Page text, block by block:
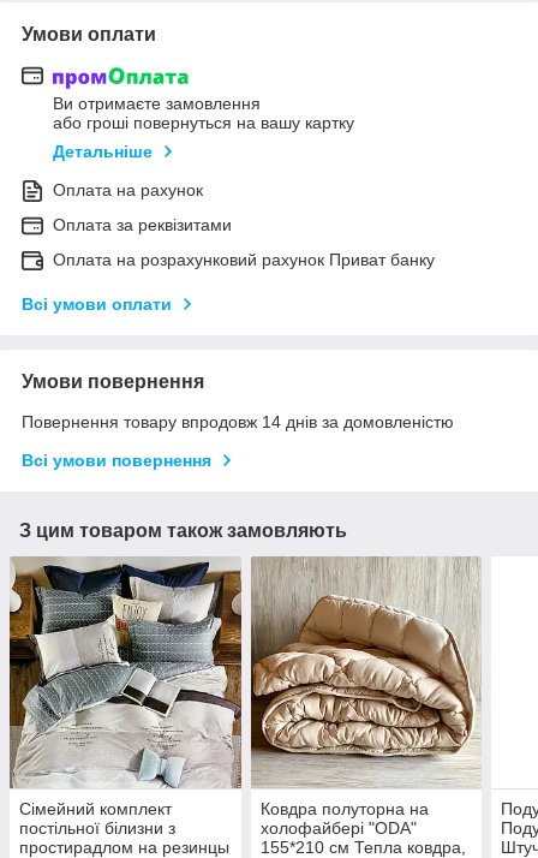
Умови оплати
Ви отримаєте замовлення
або гроші повернуться на вашу картку
Детальніше
Оплата на рахунок
Оплата за реквізитами
Оплата на розрахунковий рахунок Приват банку
Всі умови оплати
Умови повернення
Повернення товару впродовж 14 днів за домовленістю
Всі умови повернення
З цим товаром також замовляють
Сімейний комплект
постільної білизни з
простирадлом на резинцы
Ковдра полуторна на
холофайбері "ODA"
155*210 см Тепла ковдра,